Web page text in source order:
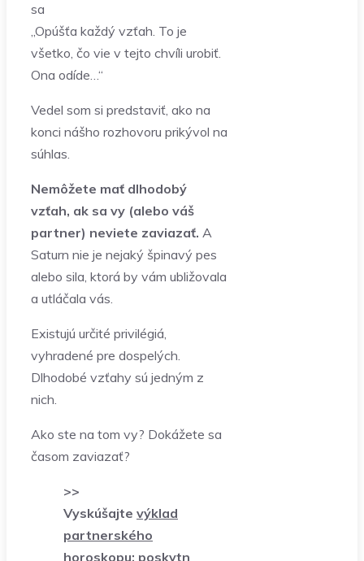
sa
„Opúšťa každý vzťah. To je
všetko, čo vie v tejto chvíli urobiť.
Ona odíde…“
Vedel som si predstaviť, ako na
konci nášho rozhovoru prikývol na
súhlas.
Nemôžete mať dlhodobý
vzťah, ak sa vy (alebo váš
partner) neviete zaviazať. A
Saturn nie je nejaký špinavý pes
alebo sila, ktorá by vám ubližovala
a utláčala vás.
Existujú určité privilégiá,
vyhradené pre dospelých.
Dlhodobé vzťahy sú jedným z
nich.
Ako ste na tom vy? Dokážete sa
časom zaviazať?
>>
Vyskúšajte výklad
partnerského
horoskopu: poskytn